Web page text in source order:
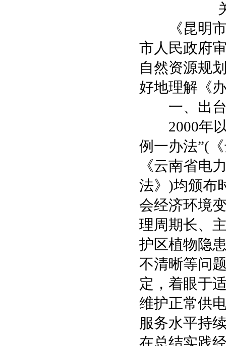
关
《昆明市
市人民政府
自然资源规
好地理解《
一、出台
2000年以
例一办法”(
《云南省电
法》)均颁布
会经济环境
理周期长、
护区植物隐
不清晰等问
定，着眼于
维护正常供
服务水平持
在总结实践